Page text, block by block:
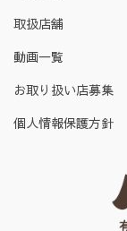
取扱店舗
動画一覧
お取り扱い店募集
個人情報保護方針